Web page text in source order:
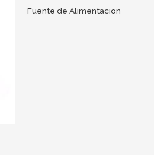
Fuente de Alimentacion